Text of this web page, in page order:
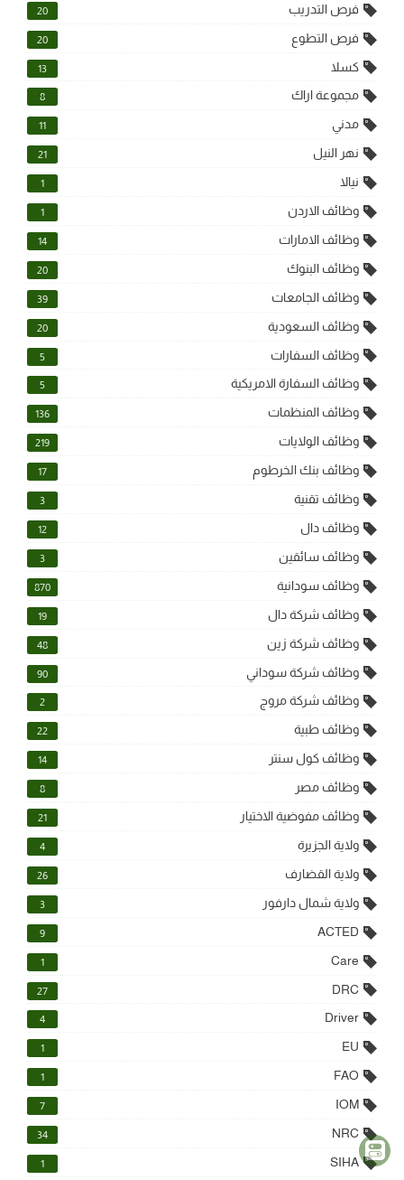
فرص التدريب 20
فرص التطوع 20
كسلا 13
مجموعة اراك 8
مدني 11
نهر النيل 21
نيالا 1
وظائف الاردن 1
وظائف الامارات 14
وظائف البنوك 20
وظائف الجامعات 39
وظائف السعودية 20
وظائف السفارات 5
وظائف السفارة الامريكية 5
وظائف المنظمات 136
وظائف الولايات 219
وظائف بنك الخرطوم 17
وظائف تقنية 3
وظائف دال 12
وظائف سائقين 3
وظائف سودانية 870
وظائف شركة دال 19
وظائف شركة زين 48
وظائف شركة سوداني 90
وظائف شركة مروج 2
وظائف طبية 22
وظائف كول سنتر 14
وظائف مصر 8
وظائف مفوضية الاختيار 21
ولاية الجزيرة 4
ولاية القضارف 26
ولاية شمال دارفور 3
ACTED
9
Care
1
DRC
27
Driver
4
EU
1
FAO
1
IOM
7
NRC
34
SIHA
1